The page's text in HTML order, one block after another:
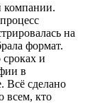
компании.
на
формат.
и
в
Всё сделано
всем, кто